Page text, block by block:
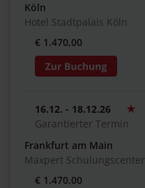
Köln
Hotel Stadtpalais Köln
€ 1.470,00
16.12. - 18.12.26
Garantierter Termin
Frankfurt am Main
Maxpert
€ 1.470,00